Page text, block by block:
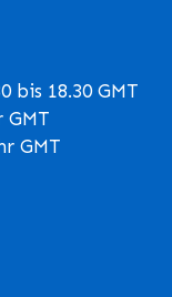
bis 18.30 GMT
GMT
GMT